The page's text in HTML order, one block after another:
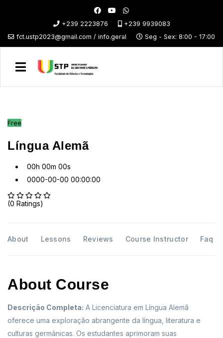
+239 2223876
+239 9939083
fct.ustp2023@gmail.com / info.geral
Seg - Sex: 8:00 - 17:00
Free
Língua Alemã
00h 00m 00s
0000-00-00 00:00:00
(0 Ratings)
About Lessons Reviews Course Instructor Faq
About Course
Descrição Completa: A Licenciatura em Língua Alemã
oferece uma exploração abrangente da língua, literatura e
culturas germânicas. Os estudantes aprimoram suas